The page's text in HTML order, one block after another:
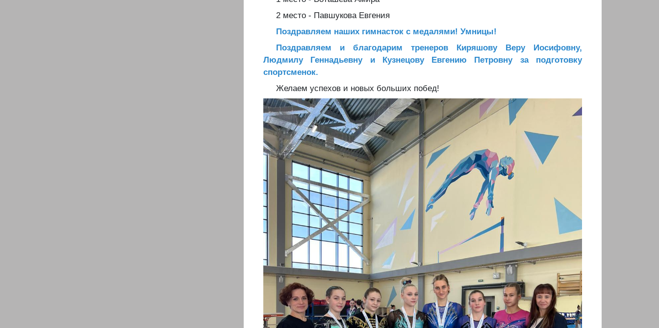
2 место - Павшукова Евгения
Поздравляем наших гимнасток с медалями! Умницы!
Поздравляем и благодарим тренеров Киряшову Веру Иосифовну,
Людмилу Геннадьевну и Кузнецову Евгению Петровну за подготовку
спортсменок.
Желаем успехов и новых больших побед!